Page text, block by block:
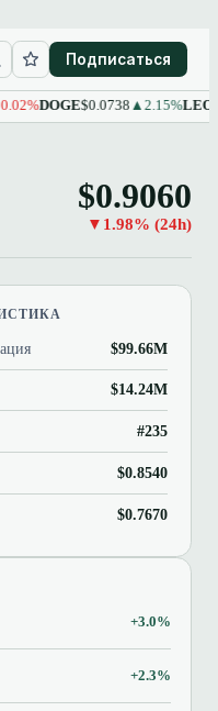
Подписаться
$0.0738▲2.15%LEO$9.61
$0.9060
▼1.98% (24h)
$99.66M
$14.24M
#235
$0.8540
$0.7670
+3.0%
+2.3%